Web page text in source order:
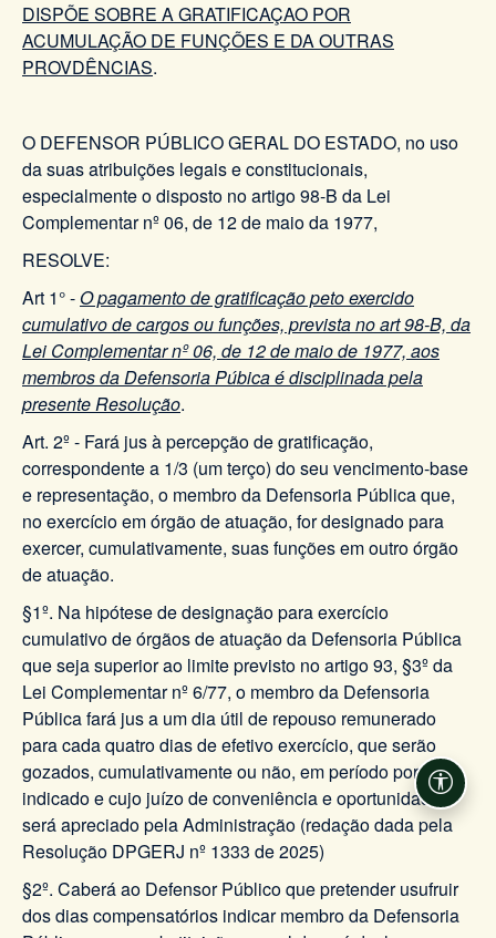
DISPÕE SOBRE A GRATIFICAÇAO POR
ACUMULAÇÃO DE FUNÇÕES E DA OUTRAS
PROVDÊNCIAS.
O DEFENSOR PÚBLICO GERAL DO ESTADO, no uso
da suas atribuições legais e constitucionais,
especialmente o disposto no artigo 98-B da Lei
Complementar nº 06, de 12 de maio da 1977,
RESOLVE:
Art 1° -O pagamento de gratificação peto exercido
cumulativo de cargos ou funções, prevista no art 98-B, da
Lei Complementar nº 06, de 12 de maio de 1977, aos
membros da Defensoria Púbica é disciplinada pela
presente Resolução.
Art. 2º - Fará jus à percepção de gratificação,
correspondente a 1/3 (um terço) do seu vencimento-base
e representação, o membro da Defensoria Pública que,
no exercício em órgão de atuação, for designado para
exercer, cumulativamente, suas funções em outro órgão
de atuação.
§1º. Na hipótese de designação para exercício
cumulativo de órgãos de atuação da Defensoria Pública
que seja superior ao limite previsto no artigo 93, §3º da
Lei Complementar nº 6/77, o membro da Defensoria
Pública fará jus a um dia útil de repouso remunerado
para cada quatro dias de efetivo exercício, que serão
gozados, cumulativamente ou não, em período por ele
indicado e cujo juízo de conveniência e oportunidade
será apreciado pela Administração (redação dada pela
Resolução DPGERJ nº 1333 de 2025)
§2º. Caberá ao Defensor Público que pretender usufruir
dos dias compensatórios indicar membro da Defensoria